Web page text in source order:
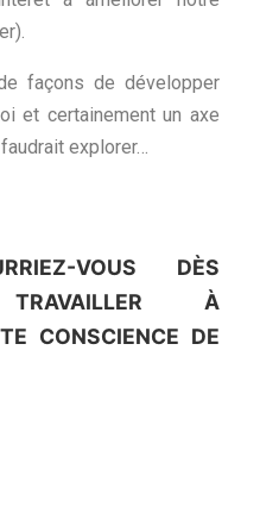
façons de développer
et certainement un axe
explorer…
VOUS DÈS
TRAVAILLER À
CONSCIENCE DE